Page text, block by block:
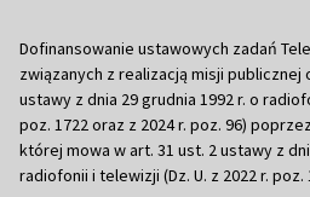
Dofinansowanie ustawowych zadań
związanych z realizacją misji publicznej
ustawy z dnia 29 grudnia 1992 r. o
poz. 1722 oraz z 2024 r. poz. 96)
której mowa w art. 31 ust. 2 ustawy z
radiofonii i telewizji (Dz. U. z 2022 r. poz.